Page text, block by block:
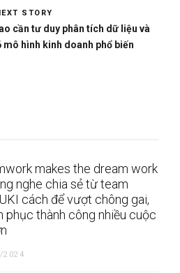
STORY
cần tư duy phân tích dữ liệu và
mô hình kinh doanh phổ biến
makes the dream work
nghe chia sẻ từ team
cách để vượt chông gai,
phục thành công nhiều cuộc
2024